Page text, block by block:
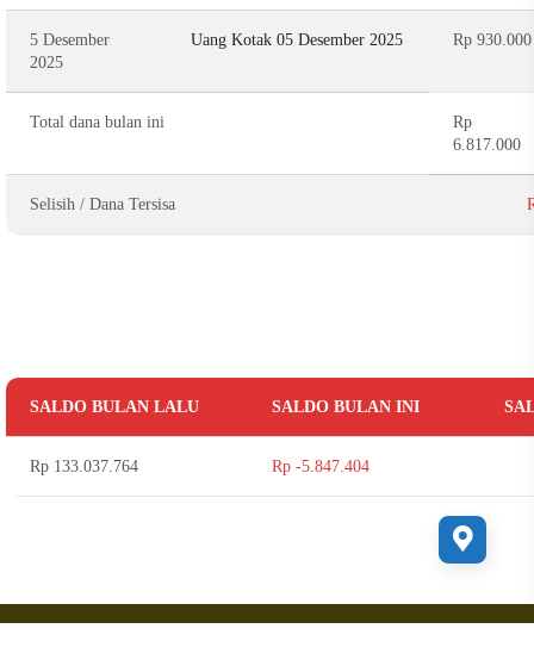
5 Desember
2025
Uang Kotak 05 Desember 2025 Rp 930.000
Total dana bulan ini
Rp
6.817.000
Selisih / Dana Tersisa
SALDO BULAN LALU SALDO BULAN INI
Rp 133.037.764 Rp -5.847.404